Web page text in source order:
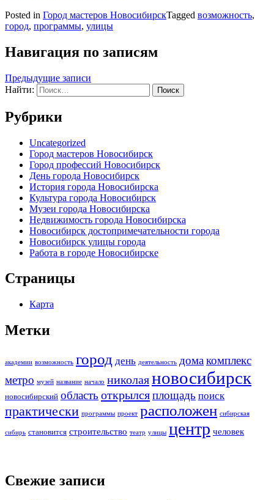
Posted in Город мастеров НовосибирскTagged возможность,
город, программы, улицы
Навигация по записям
Предыдущие записи
Найти:
Рубрики
Uncategorized
Город мастеров Новосибирск
Город профессий Новосибирск
День города Новосибирск
История города Новосибирска
Культура города Новосибирск
Музеи города Новосибирска
Недвижимость города Новосибирска
Новосибирск достопримечательности города
Новосибирск улицы города
Работа в городе Новосибирске
Страницы
Карта
Метки
академии возможность город день деятельность домакомплекс
метро музей название начало николаяновосибирск
новосибирский область открылсяплощадь поиск
практически программы проект расположен сибирская
сибирь становится строительство театр улицы центр человек
Свежие записи